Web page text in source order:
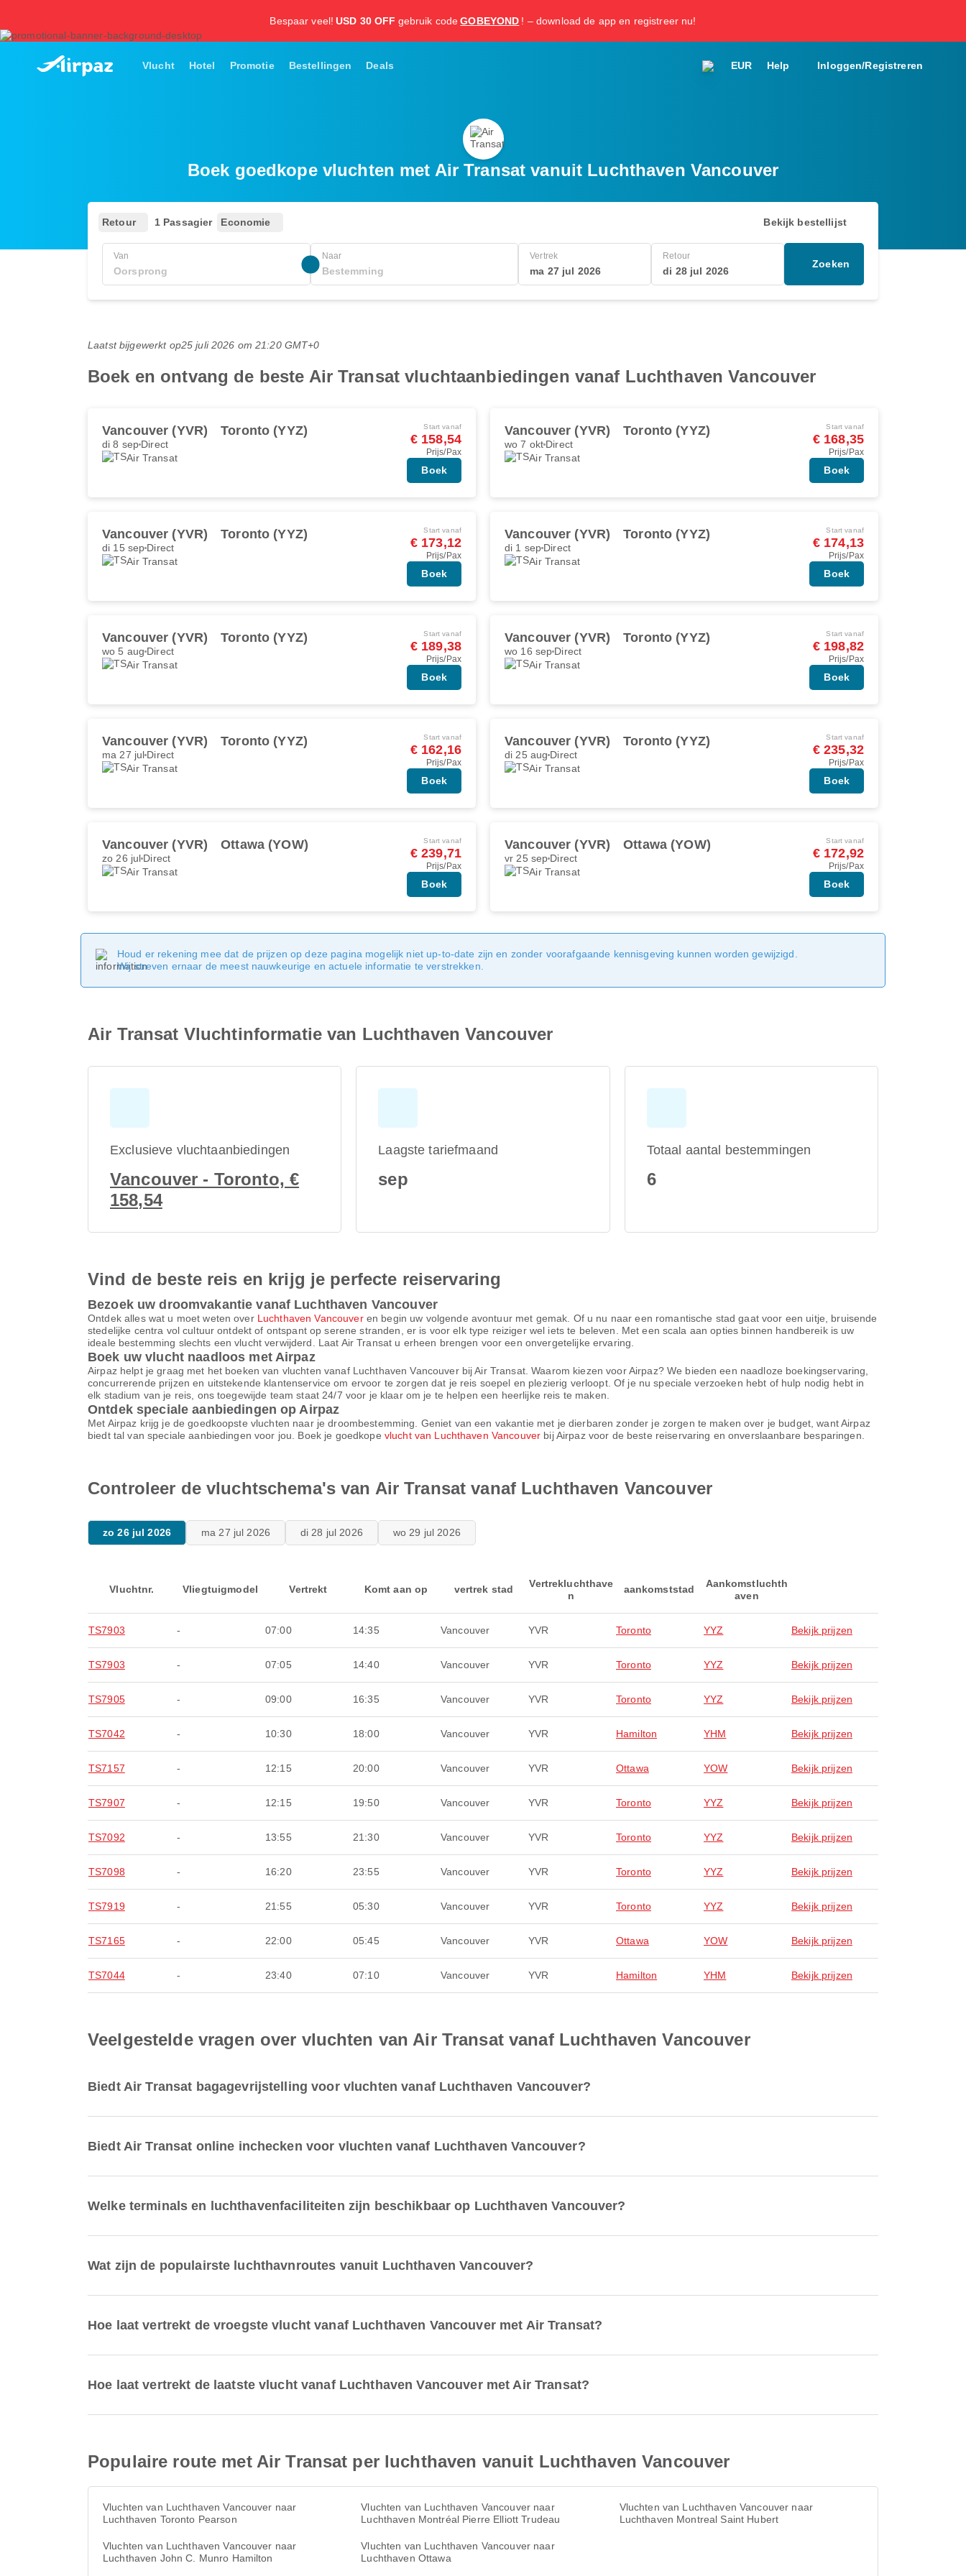
Bespaar veel! USD 30 OFF gebruik code GOBEYOND ! – download de app en registreer nu!
Vlucht Hotel Promotie Bestellingen Deals EUR Help Inloggen/Registreren
Boek goedkope vluchten met Air Transat vanuit Luchthaven Vancouver
Retour 1 Passagier Economie Bekijk bestellijst
Van Naar Vertrek
ma 27 jul 2026
Retour
di 28 jul 2026
Zoeken
Laatst bijgewerkt op25 juli 2026 om 21:20 GMT+0
Boek en ontvang de beste Air Transat vluchtaanbiedingen vanaf Luchthaven Vancouver
Vancouver (YVR) Toronto (YYZ)
di 8 sep Direct
Air Transat
Start vanaf
€ 158,54
Prijs/Pax
Boek
Vancouver (YVR) Toronto (YYZ)
wo 7 okt Direct
Air Transat
Start vanaf
€ 168,35
Prijs/Pax
Boek
Vancouver (YVR) Toronto (YYZ)
di 15 sep Direct
Air Transat
Start vanaf
€ 173,12
Prijs/Pax
Boek
Vancouver (YVR) Toronto (YYZ)
di 1 sep Direct
Air Transat
Start vanaf
€ 174,13
Prijs/Pax
Boek
Vancouver (YVR) Toronto (YYZ)
wo 5 aug Direct
Air Transat
Start vanaf
€ 189,38
Prijs/Pax
Boek
Vancouver (YVR) Toronto (YYZ)
wo 16 sep Direct
Air Transat
Start vanaf
€ 198,82
Prijs/Pax
Boek
Vancouver (YVR) Toronto (YYZ)
ma 27 jul Direct
Air Transat
Start vanaf
€ 162,16
Prijs/Pax
Boek
Vancouver (YVR) Toronto (YYZ)
di 25 aug Direct
Air Transat
Start vanaf
€ 235,32
Prijs/Pax
Boek
Vancouver (YVR) Ottawa (YOW)
zo 26 jul Direct
Air Transat
Start vanaf
€ 239,71
Prijs/Pax
Boek
Vancouver (YVR) Ottawa (YOW)
vr 25 sep Direct
Air Transat
Start vanaf
€ 172,92
Prijs/Pax
Boek
Houd er rekening mee dat de prijzen op deze pagina mogelijk niet up-to-date zijn en zonder voorafgaande kennisgeving kunnen worden gewijzigd.
Wij streven ernaar de meest nauwkeurige en actuele informatie te verstrekken.
Air Transat Vluchtinformatie van Luchthaven Vancouver
Exclusieve vluchtaanbiedingen
Vancouver - Toronto, €
158,54
Laagste tariefmaand
sep
Totaal aantal bestemmingen
6
Vind de beste reis en krijg je perfecte reiservaring
Bezoek uw droomvakantie vanaf Luchthaven Vancouver
Ontdek alles wat u moet weten over Luchthaven Vancouveren begin uw volgende avontuur met gemak. Of u nu naar een romantische stad gaat voor een uitje, bruisende
stedelijke centra vol cultuur ontdekt of ontspant op serene stranden, er is voor elk type reiziger wel iets te beleven. Met een scala aan opties binnen handbereik is uw
ideale bestemming slechts een vlucht verwijderd. Laat Air Transat u erheen brengen voor een onvergetelijke ervaring.
Boek uw vlucht naadloos met Airpaz
Airpaz helpt je graag met het boeken van vluchten vanaf Luchthaven Vancouver bij Air Transat. Waarom kiezen voor Airpaz? We bieden een naadloze boekingservaring,
concurrerende prijzen en uitstekende klantenservice om ervoor te zorgen dat je reis soepel en plezierig verloopt. Of je nu speciale verzoeken hebt of hulp nodig hebt in
elk stadium van je reis, ons toegewijde team staat 24/7 voor je klaar om je te helpen een heerlijke reis te maken.
Ontdek speciale aanbiedingen op Airpaz
Met Airpaz krijg je de goedkoopste vluchten naar je droombestemming. Geniet van een vakantie met je dierbaren zonder je zorgen te maken over je budget, want Airpaz
biedt tal van speciale aanbiedingen voor jou. Boek je goedkope vlucht van Luchthaven Vancouver bij Airpaz voor de beste reiservaring en onverslaanbare besparingen.
Controleer de vluchtschema's van Air Transat vanaf Luchthaven Vancouver
zo 26 jul 2026 ma 27 jul 2026 di 28 jul 2026 wo 29 jul 2026
Vluchtnr. Vliegtuigmodel Vertrekt Komt aan op vertrek stad
Vertrekluchthave
n
aankomststad
Aankomstluchth
aven
TS7903 - 07:00 14:35 Vancouver YVR Toronto YYZ Bekijk prijzen
TS7903 - 07:05 14:40 Vancouver YVR Toronto YYZ Bekijk prijzen
TS7905 - 09:00 16:35 Vancouver YVR Toronto YYZ Bekijk prijzen
TS7042 - 10:30 18:00 Vancouver YVR Hamilton YHM Bekijk prijzen
TS7157 - 12:15 20:00 Vancouver YVR Ottawa YOW Bekijk prijzen
TS7907 - 12:15 19:50 Vancouver YVR Toronto YYZ Bekijk prijzen
TS7092 - 13:55 21:30 Vancouver YVR Toronto YYZ Bekijk prijzen
TS7098 - 16:20 23:55 Vancouver YVR Toronto YYZ Bekijk prijzen
TS7919 - 21:55 05:30 Vancouver YVR Toronto YYZ Bekijk prijzen
TS7165 - 22:00 05:45 Vancouver YVR Ottawa YOW Bekijk prijzen
TS7044 - 23:40 07:10 Vancouver YVR Hamilton YHM Bekijk prijzen
Veelgestelde vragen over vluchten van Air Transat vanaf Luchthaven Vancouver
Biedt Air Transat bagagevrijstelling voor vluchten vanaf Luchthaven Vancouver?
Biedt Air Transat online inchecken voor vluchten vanaf Luchthaven Vancouver?
Welke terminals en luchthavenfaciliteiten zijn beschikbaar op Luchthaven Vancouver?
Wat zijn de populairste luchthavnroutes vanuit Luchthaven Vancouver?
Hoe laat vertrekt de vroegste vlucht vanaf Luchthaven Vancouver met Air Transat?
Hoe laat vertrekt de laatste vlucht vanaf Luchthaven Vancouver met Air Transat?
Populaire route met Air Transat per luchthaven vanuit Luchthaven Vancouver
Vluchten van Luchthaven Vancouver naar
Luchthaven Toronto Pearson
Vluchten van Luchthaven Vancouver naar
Luchthaven Montréal Pierre Elliott Trudeau
Vluchten van Luchthaven Vancouver naar
Luchthaven Montreal Saint Hubert
Vluchten van Luchthaven Vancouver naar
Luchthaven John C. Munro Hamilton
Vluchten van Luchthaven Vancouver naar
Luchthaven Ottawa